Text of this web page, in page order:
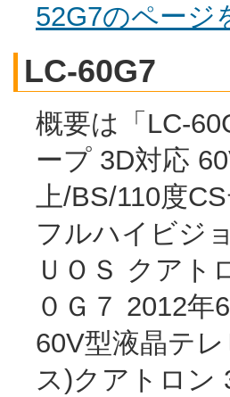
52G7のページ
LC-60G7
概要は「LC-
ープ 3D対応
上/BS/110度
フルハイビジ
ＵＯＳ クアト
０Ｇ７ 2012
60V型液晶テ
ス)クアトロン